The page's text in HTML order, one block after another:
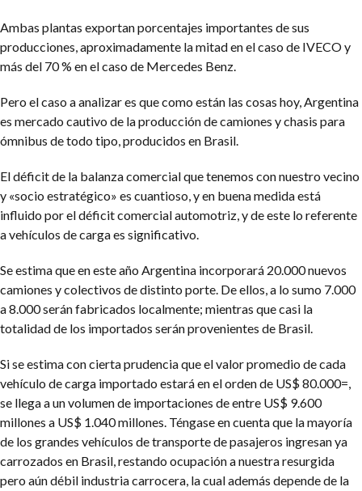
Ambas plantas exportan porcentajes importantes de sus
producciones, aproximadamente la mitad en el caso de IVECO y
más del 70 % en el caso de Mercedes Benz.
Pero el caso a analizar es que como están las cosas hoy, Argentina
es mercado cautivo de la producción de camiones y chasis para
ómnibus de todo tipo, producidos en Brasil.
El déficit de la balanza comercial que tenemos con nuestro vecino
y «socio estratégico» es cuantioso, y en buena medida está
influido por el déficit comercial automotriz, y de este lo referente
a vehículos de carga es significativo.
Se estima que en este año Argentina incorporará 20.000 nuevos
camiones y colectivos de distinto porte. De ellos, a lo sumo 7.000
a 8.000 serán fabricados localmente; mientras que casi la
totalidad de los importados serán provenientes de Brasil.
Si se estima con cierta prudencia que el valor promedio de cada
vehículo de carga importado estará en el orden de US$ 80.000=,
se llega a un volumen de importaciones de entre US$ 9.600
millones a US$ 1.040 millones. Téngase en cuenta que la mayoría
de los grandes vehículos de transporte de pasajeros ingresan ya
carrozados en Brasil, restando ocupación a nuestra resurgida
pero aún débil industria carrocera, la cual además depende de la